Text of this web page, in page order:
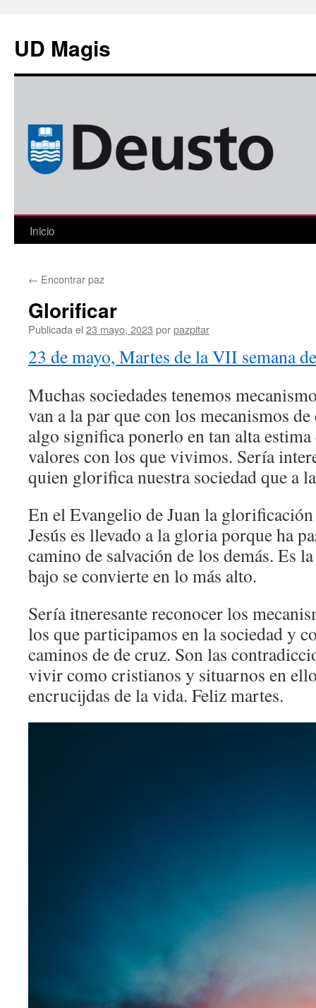
contenido
UD Magis
Inicio
← Encontrar paz
Glorificar
Publicada el 23 mayo, 2023 porpazpitar
23 de mayo, Martes de la VII semana
Muchas sociedades tenemos
van a la par que con los mecanismos
algo significa ponerlo en tan alta
valores con los que vivimos. Sería
quien glorifica nuestra sociedad que a
En el Evangelio de Juan la
Jesús es llevado a la gloria porque ha
camino de salvación de los demás. Es
bajo se convierte en lo más alto.
Sería itneresante reconocer los
los que participamos en la sociedad y
caminos de de cruz. Son las
vivir como cristianos y situarnos en
encrucijdas de la vida. Feliz martes.